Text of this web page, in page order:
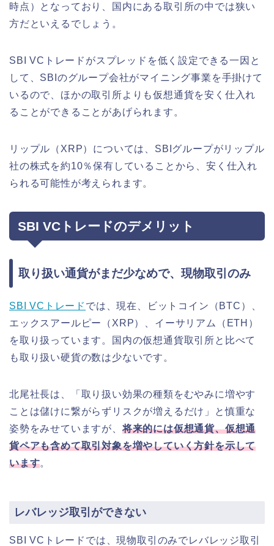
時点）となっており、国内にある取引所の中では狭い
方だといえるでしょう。
SBI VCトレードがスプレッドを低く設定できる一因と
して、SBIのグループ会社がマイニング事業を手掛けて
いるので、ほかの取引所よりも仮想通貨を安く仕入れ
ることができることがあげられます。
リップル（XRP）については、SBIグループがリップル
社の株式を約10％保有していることから、安く仕入れ
られる可能性が考えられます。
SBI VCトレードのデメリット
取り扱い通貨がまだ少なめで、現物取引のみ
SBI VCトレード では、現在、ビットコイン（BTC）、
エックスアールピー（XRP）、イーサリアム（ETH）
を取り扱っています。国内の仮想通貨取引所と比べて
も取り扱い硬貨の数は少ないです。
北尾社長は、「取り扱い効果の種類をむやみに増やす
ことは儲けに繋がらずリスクが増えるだけ」と慎重な
姿勢をみせていますが、将来的には仮想通貨、仮想通
貨ペアも含めて取引対象を増やしていく方針を示して
います。
レバレッジ取引ができない
SBI VCトレードでは、現物取引のみでレバレッジ取引